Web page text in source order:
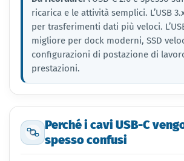
ricarica e le attività semplici. L’USB
per trasferimenti dati più veloci.
migliore per dock moderni, SSD
configurazioni di postazione di
prestazioni.
Perché i cavi USB-C
spesso confusi